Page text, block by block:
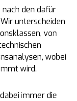
nach den dafür
unterscheiden
von
wobei
wird.
immer die